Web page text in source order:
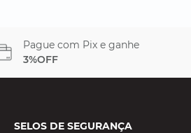
Pague com Pix e ganhe
3%OFF
SELOS DE SEGURANÇA